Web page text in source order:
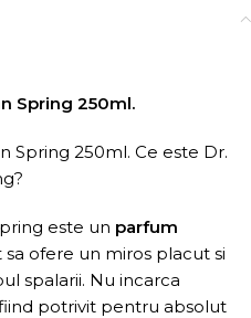
Spring 250ml.
Spring 250ml. Ce este Dr.
este un parfum
sa ofere un miros placut si
spalarii. Nu incarca
potrivit pentru absolut